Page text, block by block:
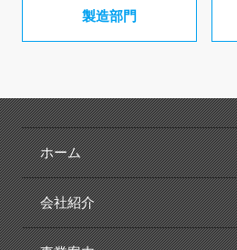
製造部門
ホーム
会社紹介